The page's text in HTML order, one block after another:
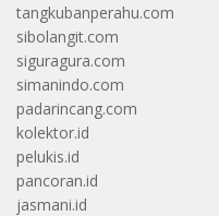
tangkubanperahu.com
sibolangit.com
siguragura.com
simanindo.com
padarincang.com
kolektor.id
pelukis.id
pancoran.id
jasmani.id